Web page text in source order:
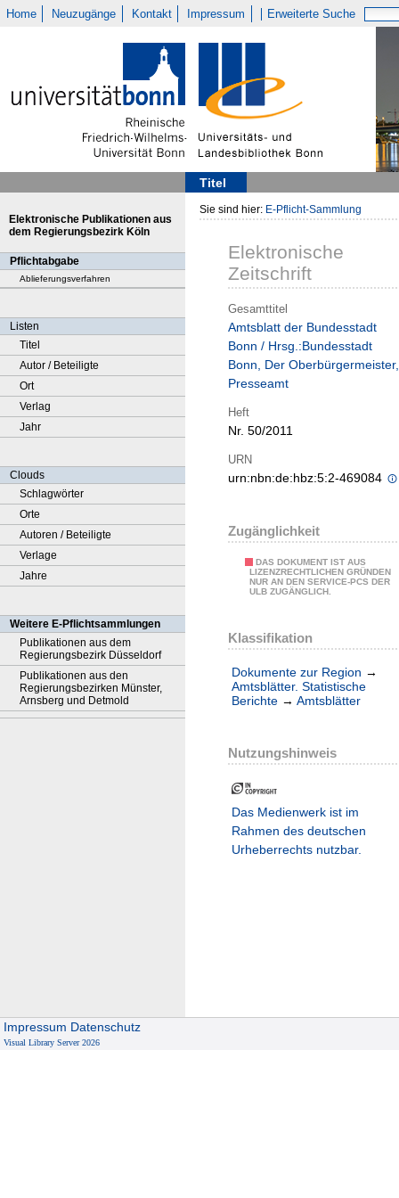
Home Neuzugänge Kontakt Impressum Erweiterte Suche
Titel
Elektronische Publikationen aus
dem Regierungsbezirk Köln
Pflichtabgabe
Ablieferungsverfahren
Listen
Titel
Autor / Beteiligte
Ort
Verlag
Jahr
Clouds
Schlagwörter
Orte
Autoren / Beteiligte
Verlage
Jahre
Weitere E-Pflichtsammlungen
Publikationen aus dem
Regierungsbezirk Düsseldorf
Publikationen aus den
Regierungsbezirken Münster,
Arnsberg und Detmold
Sie sind hier: E-Pflicht-Sammlung
Elektronische
Zeitschrift
Gesamttitel
Amtsblatt der Bundesstadt
Bonn / Hrsg.:Bundesstadt
Bonn, Der Oberbürgermeister,
Presseamt
Heft
Nr. 50/2011
URN
urn:nbn:de:hbz:5:2-469084
Zugänglichkeit
DAS DOKUMENT IST AUS
LIZENZRECHTLICHEN GRÜNDEN
NUR AN DEN SERVICE-PCS DER
ULB ZUGÄNGLICH.
Klassifikation
Dokumente zur Region →
Amtsblätter. Statistische
Berichte → Amtsblätter
Nutzungshinweis
Das Medienwerk ist im
Rahmen des deutschen
Urheberrechts nutzbar.
Impressum Datenschutz
Visual Library Server 2026